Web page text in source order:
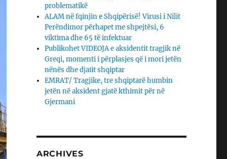
problematikë
ALAM në fqinjin e Shqipërisë! Virusi i Nilit
Perëndimor përhapet me shpejtësi, 6
viktìma dhe 65 të infektuar
Publikohet VIDEOJA e aksidentit tragjik në
Greqi, momenti i përplasjes që i mori jetën
nënës dhe djaΙit shqiptar
EMRAT/ Tragjike, tre shqiptarë humbin
jetën në aksident gjatë kthimit për në
Gjermani
ARCHIVES